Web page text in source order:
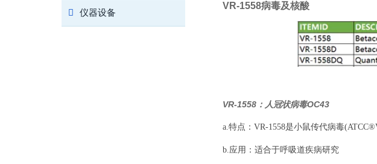
仪器设备
VR-1558病毒及核酸
VR-1558：人冠状病毒OC43
a.特点：VR-1558是小鼠传代病毒
b.应用：适合于呼吸道疾病研究